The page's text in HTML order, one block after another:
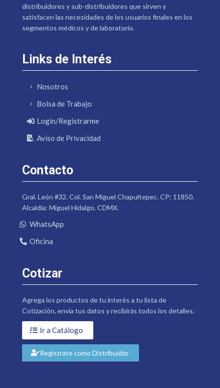
distribuidores y sub-distribuidores que sirven y
satisfacen las necesidades de los usuarios finales en los
segmentos médicos y de laboratorio.
Links de Interés
Nosotros
Bolsa de Trabajo
Login/Registrarme
Aviso de Privacidad
Contacto
Gral. León #32. Col. San Miguel Chapultepec. CP: 11850.
Alcaldía: Miguel Hidalgo. CDMX.
WhatsApp
Oficina
Cotizar
Agrega los productos de tu interés a tu lista de
Cotización, envía tus datos y recibirás todos los detalles.
Ir a Catálogo
Regístrate como Distribuidor